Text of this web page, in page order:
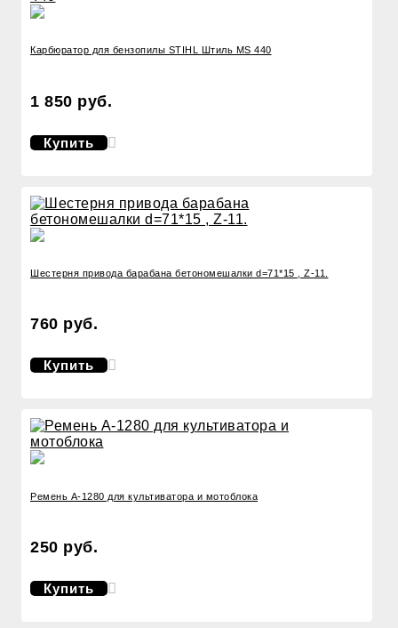
Карбюратор для бензопилы STIHL Штиль MS 440
1 850 руб.
Купить
Шестерня привода барабана бетономешалки d=71*15 , Z-11.
760 руб.
Купить
Ремень А-1280 для культиватора и мотоблока
250 руб.
Купить